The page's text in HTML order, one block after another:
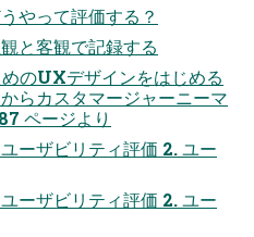
やって評価する？
と客観で記録する
のUXデザインをはじめる
らカスタマージャーニーマ
ページより
ーザビリティ評価 2. ユー
ーザビリティ評価 2. ユー